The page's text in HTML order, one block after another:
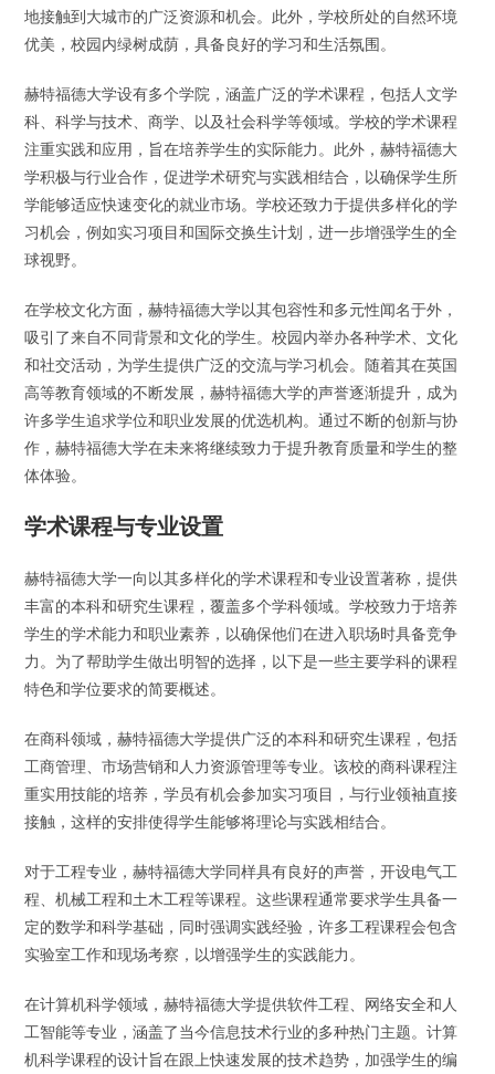
地接触到大城市的广泛资源和机会。此外，学校所处的自然环境
优美，校园内绿树成荫，具备良好的学习和生活氛围。
赫特福德大学设有多个学院，涵盖广泛的学术课程，包括人文学
科、科学与技术、商学、以及社会科学等领域。学校的学术课程
注重实践和应用，旨在培养学生的实际能力。此外，赫特福德大
学积极与行业合作，促进学术研究与实践相结合，以确保学生所
学能够适应快速变化的就业市场。学校还致力于提供多样化的学
习机会，例如实习项目和国际交换生计划，进一步增强学生的全
球视野。
在学校文化方面，赫特福德大学以其包容性和多元性闻名于外，
吸引了来自不同背景和文化的学生。校园内举办各种学术、文化
和社交活动，为学生提供广泛的交流与学习机会。随着其在英国
高等教育领域的不断发展，赫特福德大学的声誉逐渐提升，成为
许多学生追求学位和职业发展的优选机构。通过不断的创新与协
作，赫特福德大学在未来将继续致力于提升教育质量和学生的整
体体验。
学术课程与专业设置
赫特福德大学一向以其多样化的学术课程和专业设置著称，提供
丰富的本科和研究生课程，覆盖多个学科领域。学校致力于培养
学生的学术能力和职业素养，以确保他们在进入职场时具备竞争
力。为了帮助学生做出明智的选择，以下是一些主要学科的课程
特色和学位要求的简要概述。
在商科领域，赫特福德大学提供广泛的本科和研究生课程，包括
工商管理、市场营销和人力资源管理等专业。该校的商科课程注
重实用技能的培养，学员有机会参加实习项目，与行业领袖直接
接触，这样的安排使得学生能够将理论与实践相结合。
对于工程专业，赫特福德大学同样具有良好的声誉，开设电气工
程、机械工程和土木工程等课程。这些课程通常要求学生具备一
定的数学和科学基础，同时强调实践经验，许多工程课程会包含
实验室工作和现场考察，以增强学生的实践能力。
在计算机科学领域，赫特福德大学提供软件工程、网络安全和人
工智能等专业，涵盖了当今信息技术行业的多种热门主题。计算
机科学课程的设计旨在跟上快速发展的技术趋势，加强学生的编